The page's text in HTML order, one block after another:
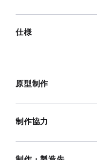
仕様
原型制作
制作協力